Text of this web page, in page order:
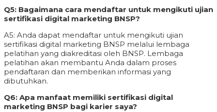
Q5: Bagaimana cara mendaftar untuk mengikuti ujian
sertifikasi digital marketing BNSP?
A5: Anda dapat mendaftar untuk mengikuti ujian
sertifikasi digital marketing BNSP melalui lembaga
pelatihan yang diakreditasi oleh BNSP. Lembaga
pelatihan akan membantu Anda dalam proses
pendaftaran dan memberikan informasi yang
dibutuhkan.
Q6: Apa manfaat memiliki sertifikasi digital
marketing BNSP bagi karier saya?